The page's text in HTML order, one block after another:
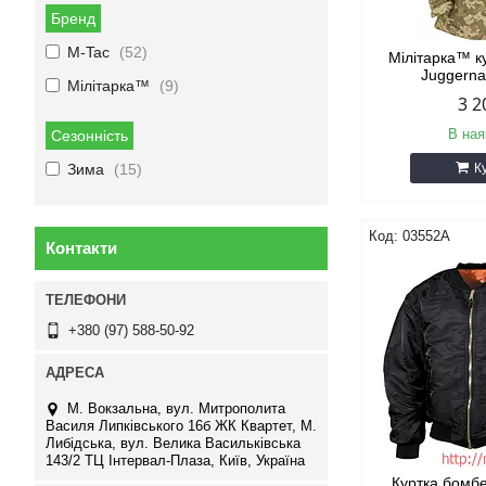
Мілітарка™
3
В
03552A
Бренд
M-Tac
52
Мілітарка™
9
Сезонність
Зима
15
Контакти
+380 (97) 588-50-92
М. Вокзальна, вул. Митрополита
Василя Липківського 16б ЖК Квартет, М.
Либідська, вул. Велика Васильківська
143/2 ТЦ Інтервал-Плаза, Київ, Україна